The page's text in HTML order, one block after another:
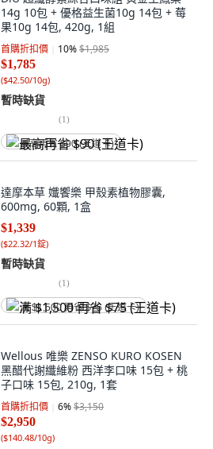
14g 10包 + 優格益生菌10g 14包 + 莓
果10g 14包, 420g, 1組
首購折扣價 10%$1,985
$1,785
($42.50/10g)
暫時缺貨
(1)
最高再省 $90 (王道卡)
達摩本草 孅饗樂 甲殼素植物膠囊,
600mg, 60顆, 1盒
$1,339
($22.32/1錠)
暫時缺貨
(1)
满 $1,500 再省 $75 (王道卡)
Wellous 唯樂 ZENSO KURO KOSEN
黑醋代謝纖維粉 西洋李口味 15包 + 桃
子口味 15包, 210g, 1套
首購折扣價 6%$3,150
$2,950
($140.48/10g)